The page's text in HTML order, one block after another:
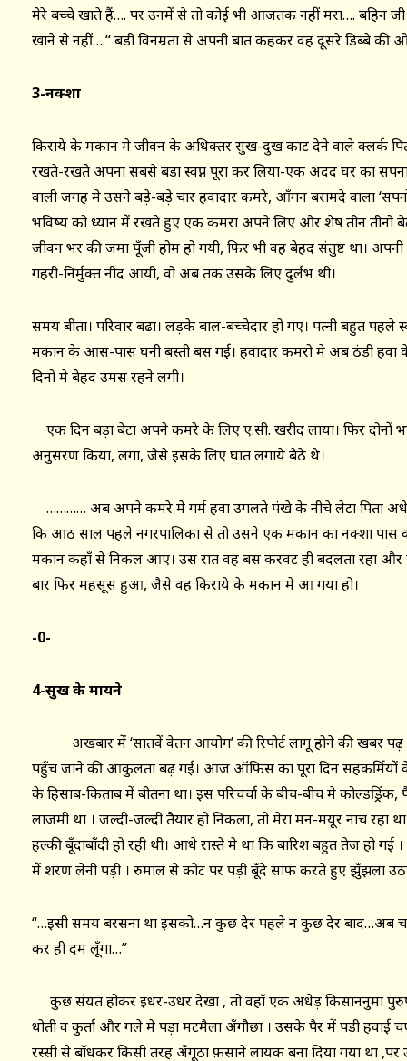
मेरे बच्चे खाते हैं…. पर उनमें से तो कोई भी आजतक नहीं मरा…. बहिन
खाने से नहीं….‘‘ बडी विनम्रता से अपनी बात कहकर वह दूसरे डिब्बे की
3-नक्शा
किराये के मकान मे जीवन के अधिक्तर सुख-दुख काट देने वाले क्लर्क
रखते-रखते अपना सबसे बडा स्वप्न पूरा कर लिया-एक अदद घर का
वाली जगह मे उसने बड़े-बड़े चार हवादार कमरे, आँगन बरामदे वाला
भविष्य को ध्यान में रखते हुए एक कमरा अपने लिए और शेष तीन
जीवन भर की जमा पूँजी होम हो गयी, फिर भी वह बेहद संतुष्ट था।
गहरी-निर्मुक्त नीद आयी, वो अब तक उसके लिए दुर्लभ थी।
समय बीता। परिवार बढा। लड़के बाल-बच्चेदार हो गए। पत्नी बहुत पहले
मकान के आस-पास घनी बस्ती बस गई। हवादार कमरो मे अब ठंडी हवा
दिनो मे बेहद उमस रहने लगी।
एक दिन बड़ा बेटा अपने कमरे के लिए ए.सी. खरीद लाया। फिर दोनों
अनुसरण किया, लगा, जैसे इसके लिए घात लगाये बैठे थे।
………… अब अपने कमरे मे गर्म हवा उगलते पंखे के नीचे लेटा पिता
कि आठ साल पहले नगरपालिका से तो उसने एक मकान का नक्शा पास
मकान कहाँ से निकल आए। उस रात वह बस करवट ही बदलता रहा और
बार फिर महसूस हुआ, जैसे वह किराये के मकान मे आ गया हो।
-0-
4-सुख के मायने
अखबार में ‘सातवें वेतन आयोग’ की रिपोर्ट लागू होने की खबर पढ़
पहुँच जाने की आकुलता बढ़ गई। आज ऑफिस का पूरा दिन सहकर्मियों के
के हिसाब-किताब में बीतना था। इस परिचर्चा के बीच-बीच मे कोल्डड्रिंक,
लाजमी था । जल्दी-जल्दी तैयार हो निकला, तो मेरा मन-मयूर नाच
हल्की बूँदाबाँदी हो रही थी। आधे रास्ते मे था कि बारिश बहुत तेज हो
में शरण लेनी पड़ी । रुमाल से कोट पर पड़ी बूँदे साफ करते हुए झुँझला
“…इसी समय बरसना था इसको…न कुछ देर पहले न कुछ देर बाद…अब
कर ही दम लूँगा…”
कुछ संयत होकर इधर-उधर देखा , तो वहाँ एक अधेड़ किसाननुमा
धोती व कुर्ता और गले मे पड़ा मटमैला अँगौछा । उसके पैर में पड़ी
रस्सी से बाँधकर किसी तरह अँगूठा फ़साने लायक बना दिया गया था